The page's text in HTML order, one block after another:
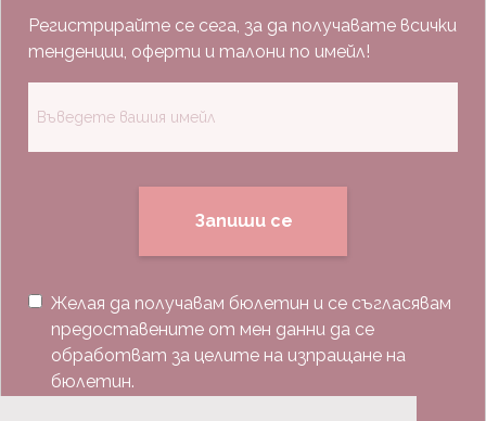
Регистрирайте се сега, за да получавате всички
тенденции, оферти и талони по имейл!
Запиши се
Желая да получавам бюлетин и се съгласявам
предоставените от мен данни да се
обработват за целите на изпращане на
бюлетин.